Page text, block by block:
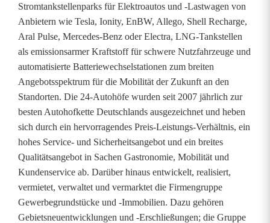
d
i
r
e
k
t
i
n
d
i
Stromtankstellenparks für Elektroautos und -Lastwagen von
Anbietern wie Tesla, Ionity, EnBW, Allego, Shell Recharge,
Aral Pulse, Mercedes-Benz oder Electra, LNG-Tankstellen
als emissionsarmer Kraftstoff für schwere Nutzfahrzeuge und
automatisierte Batteriewechselstationen zum breiten
Angebotsspektrum für die Mobilität der Zukunft an den
Standorten. Die 24-Autohöfe wurden seit 2007 jährlich zur
besten Autohofkette Deutschlands ausgezeichnet und heben
sich durch ein hervorragendes Preis-Leistungs-Verhältnis, ein
hohes Service- und Sicherheitsangebot und ein breites
Qualitätsangebot in Sachen Gastronomie, Mobilität und
Kundenservice ab. Darüber hinaus entwickelt, realisiert,
vermietet, verwaltet und vermarktet die Firmengruppe
Gewerbegrundstücke und -Immobilien. Dazu gehören
Gebietsneuentwicklungen und -Erschließungen; die Gruppe